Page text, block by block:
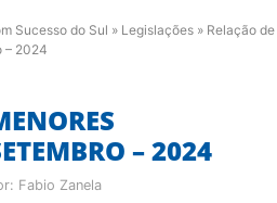
Sucesso do Sul » Legislações » Relação de
– 2024
– 2024
Fabio Zanela